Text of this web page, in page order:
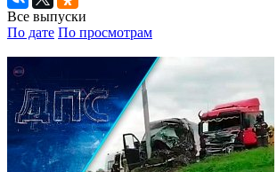
Все выпуски
По дате По просмотрам